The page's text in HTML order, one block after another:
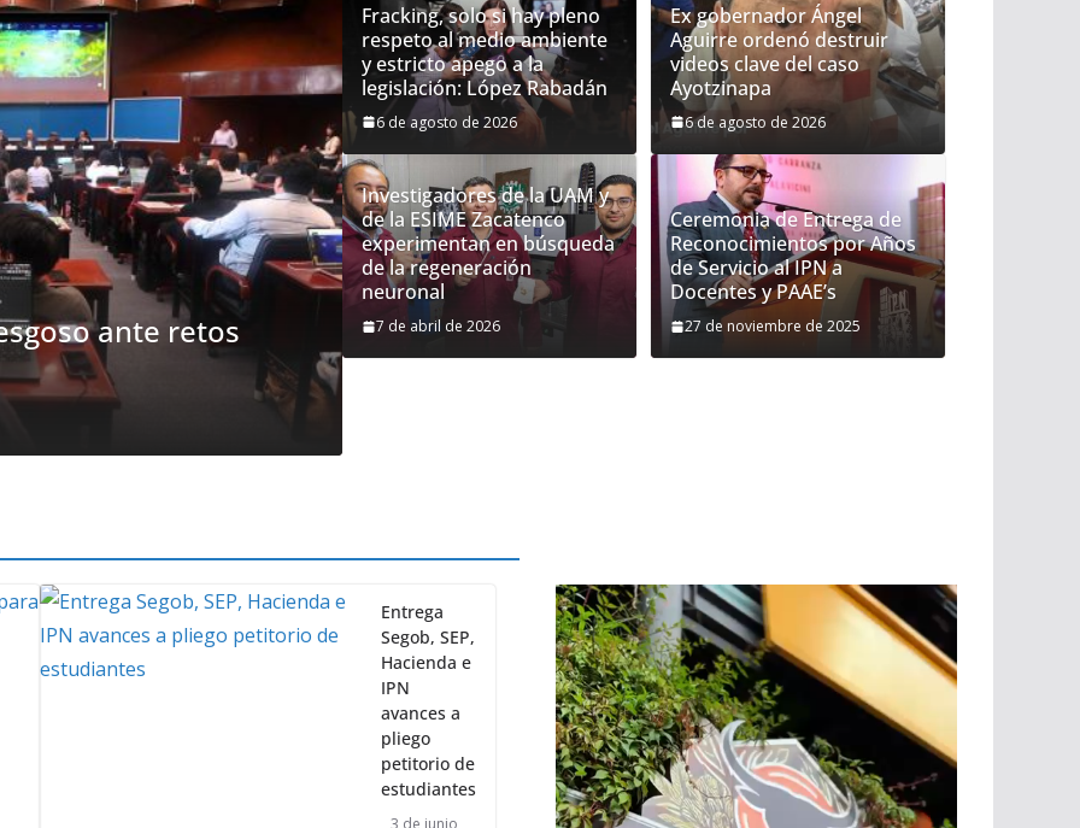
Nacional de
6.6 millones de
Fracking, solo si hay pleno
respeto al medio ambiente
y estricto apego a la
legislación: López Rabadán
6 de agosto de 2026
Ex gobernador Ángel
Aguirre ordenó destruir
videos clave del caso
Ayotzinapa
6 de agosto de 2026
Investigadores de la UAM y
de la ESIME Zacatenco
experimentan en búsqueda
de la regeneración
neuronal
7 de abril de 2026
Ceremonia de Entrega de
Reconocimientos por Años
de Servicio al IPN a
Docentes y PAAE’s
27 de noviembre de 2025
IPN
avances a
pliego
petitorio de
estudiantes
3 de junio
de 2026